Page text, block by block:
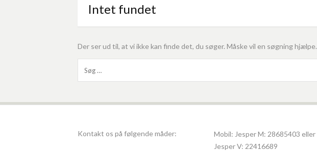
Intet fundet
Der ser ud til, at vi ikke kan finde det, du søger. Måske vil en søgning hjælpe.
efter:
Kontakt os på følgende måder: Mobil: Jesper M: 28685403 eller
Jesper V: 22416689